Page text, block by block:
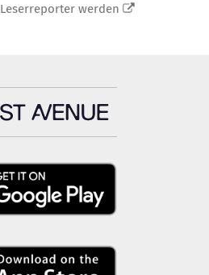
Leserreporter werden